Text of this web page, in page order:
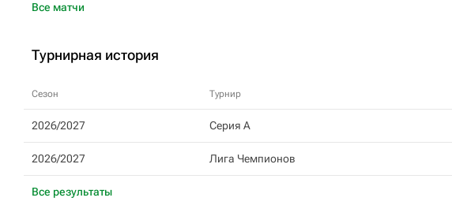
Все матчи
Турнирная история
Сезон Турнир
2026/2027 Серия А
2026/2027 Лига Чемпионов
Все результаты